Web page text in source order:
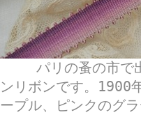
パリの蚤の市で出
ンリボンです。1900
ープル、ピンクのグ